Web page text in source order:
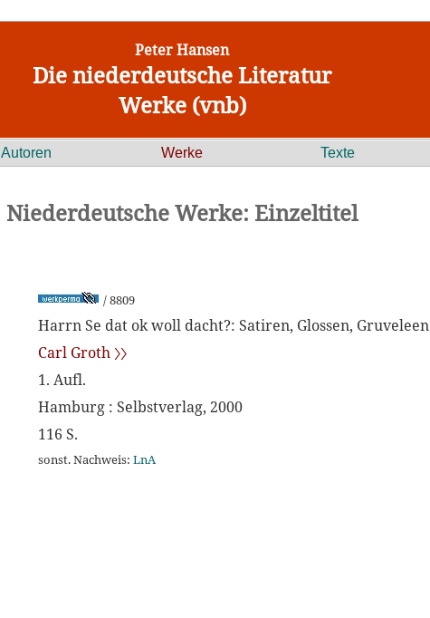
Peter Hansen
Die niederdeutsche Literatur
Werke (vnb)
Autoren Werke Texte
Niederdeutsche Werke: Einzeltitel
/ 8809
Harrn Se dat ok woll dacht?: Satiren, Glossen, Gruveleen
Carl Groth 〉〉
1. Aufl.
Hamburg : Selbstverlag, 2000
116 S.
sonst. Nachweis: LnA